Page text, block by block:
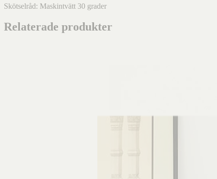
Skötselråd: Maskintvätt 30 grader
Relaterade produkter